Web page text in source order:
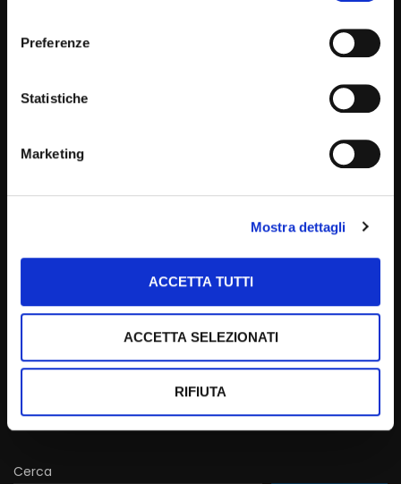
Preferenze
Statistiche
Marketing
Mostra dettagli
ACCETTA TUTTI
ACCETTA SELEZIONATI
RIFIUTA
dell’anima di Giorgio De Chirico |
La benedizione di Padre Pio
Il mediterraneo di De Chirico,
l’odio online ai tempi dell’IA
2026
SIMONA MARMORINO
Cerca